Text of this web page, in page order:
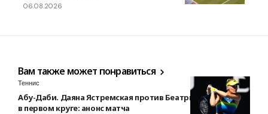
06.08.2026
Вам также может понравиться
Теннис
Абу-Даби. Даяна Ястремская против Беатрис Аддад Майя
в первом круге: анонс матча